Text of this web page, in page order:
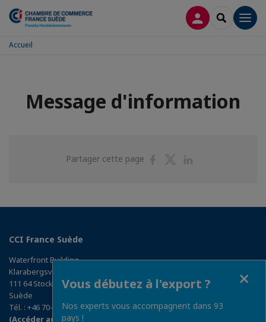
CONNEXION
Accueil
Message d'information
Vous débutez à l'export ?
Nos experts vous accompagnent dans 93
pays !
Partager cette page
PartagerPartager
CCI France Suède
Waterfront Building
Klarabergsviadukten 63
111 64 Stockholm
Suède
Tél. : +46 70-555 22 76
(Accéder au plan)